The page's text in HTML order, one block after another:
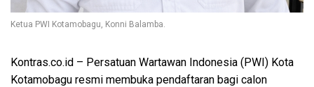
Ketua PWI Kotamobagu, Konni Balamba.
Kontras.co.id – Persatuan Wartawan Indonesia (PWI) Kota
Kotamobagu resmi membuka pendaftaran bagi calon